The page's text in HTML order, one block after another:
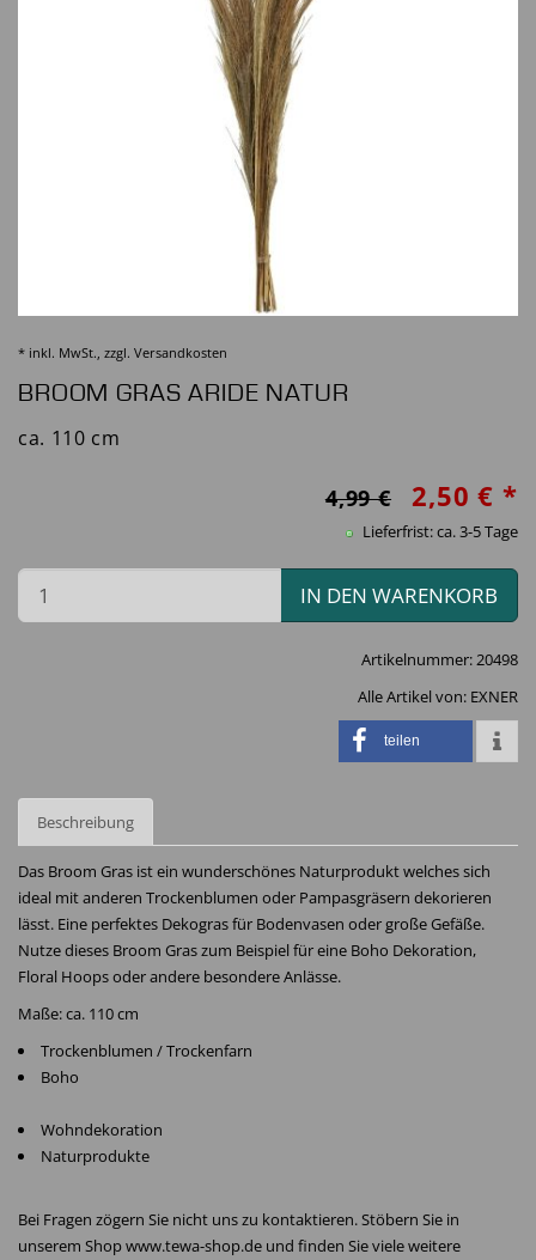
* inkl. MwSt., zzgl. Versandkosten
BROOM GRAS ARIDE NATUR
ca. 110 cm
4,99 € 2,50 € *
Lieferfrist: ca. 3-5 Tage
IN DEN WARENKORB
Artikelnummer:20498
Alle Artikel von: EXNER
teilen
Beschreibung
Das Broom Gras ist ein wunderschönes Naturprodukt welches sich
ideal mit anderen Trockenblumen oder Pampasgräsern dekorieren
lässt. Eine perfektes Dekogras für Bodenvasen oder große Gefäße.
Nutze dieses Broom Gras zum Beispiel für eine Boho Dekoration,
Floral Hoops oder andere besondere Anlässe.
Maße: ca. 110 cm
Trockenblumen / Trockenfarn
Boho
Wohndekoration
Naturprodukte
Bei Fragen zögern Sie nicht uns zu kontaktieren. Stöbern Sie in
unserem Shop www.tewa-shop.de und finden Sie viele weitere